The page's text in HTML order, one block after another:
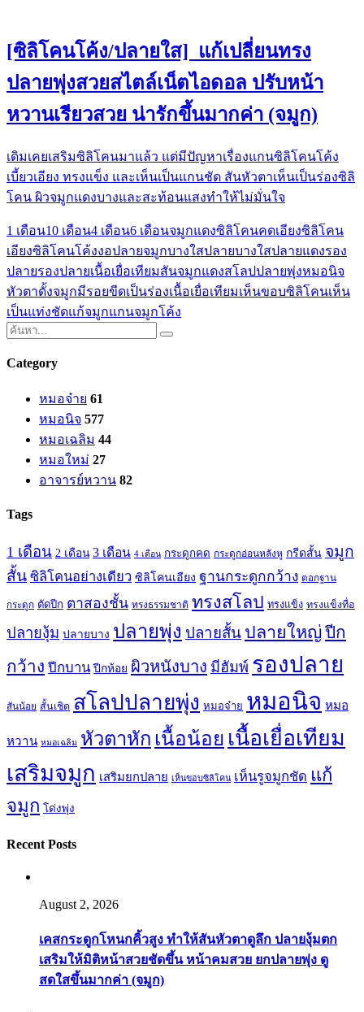
[ซิลิโคนโค้ง/ปลายใส] แก้เปลี่ยนทรง
ปลายพุ่งสวยสไตล์เน็ตไอดอล ปรับหน้า
หวานเรียวสวย น่ารักขึ้นมากค่า (จมูก)
เดิมเคยเสริมซิลิโคนมาแล้ว แต่มีปัญหาเรื่องแกนซิลิโคนโค้ง
เบี้ยวเอียง ทรงแข็ง และเห็นเป็นแกนชัด สันหัวตาเห็นเป็นร่องซิลิ
โคน ผิวจมูกแดงบางและสะท้อนแสงทำให้ไม่มั่นใจ
1 เดือน10 เดือน4 เดือน6 เดือนจมูกแดงซิลิโคนคดเอียงซิลิโคน
เอียงซิลิโคนโค้งงอปลายจมูกบางใสปลายบางใสปลายแดงรอง
ปลายรองปลายเนื้อเยื่อเทียมสันจมูกแดงสโลปปลายพุ่งหมอนิจ
หัวตาดั้งจมูกมีรอยขีดเป็นร่องเนื้อเยื่อเทียมเห็นขอบซิลิโคนเห็น
เป็นแท่งชัดแก้จมูกแกนจมูกโค้ง
Category
หมอจ๋าย 61
หมอนิจ 577
หมอเฉลิม 44
หมอใหม่ 27
อาจารย์หวาน 82
Tags
1 เดือน 2 เดือน 3 เดือน 4 เดือน กระดูกคด กระดูกอ่อนหลังหู กรีดสั้น จมูก
สั้น ซิลิโคนอย่างเดียว ซิลิโคนเอียง ฐานกระดูกกว้าง ตอกฐาน
กระดูก ตัดปีก ตาสองชั้น ทรงธรรมชาติ ทรงสโลป ทรงแข็ง ทรงแข็งทื่อ
ปลายงุ้ม ปลายบาง ปลายพุ่ง ปลายสั้น ปลายใหญ่ปีก
กว้าง ปีกบาน ปีกห้อย ผิวหนังบาง มีฮัมพ์ รองปลาย
สันน้อย สั้นเชิด สโลปปลายพุ่ง หมอจ๋าย หมอนิจ หมอ
หวาน หมอเฉลิม หัวตาหัก เนื้อน้อย เนื้อเยื่อเทียม
เสริมจมูก เสริมยกปลาย เห็นขอบซิลิโคน เห็นรูจมูกชัด แก้
จมูก โด่งพุ่ง
Recent Posts
August 2, 2026
เคสกระดูกโหนกคิ้วสูง ทำให้สันหัวตาดูลึก ปลายงุ้มตก
เสริมให้มิติหน้าสวยชัดขึ้น หน้าคมสวย ยกปลายพุ่ง ดู
สดใสขึ้นมากค่า (จมูก)